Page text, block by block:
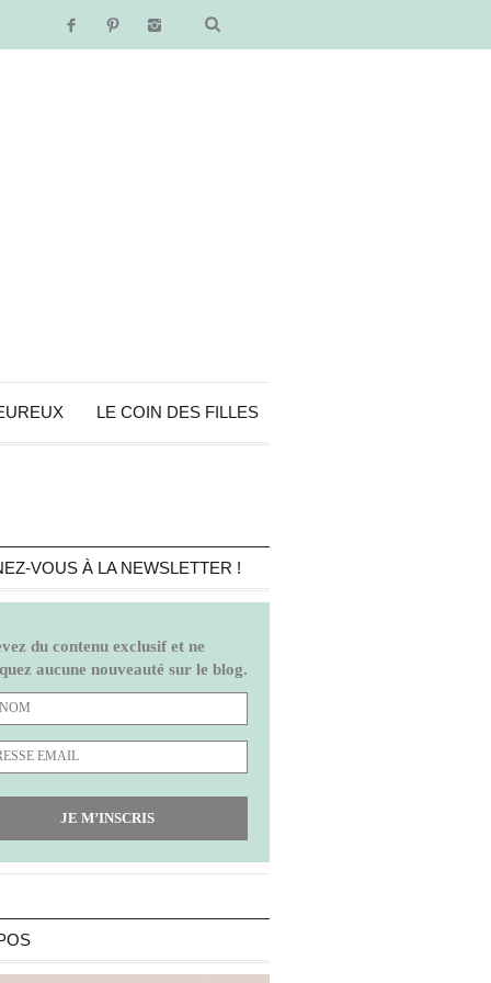
LE COIN DES FILLES
VOUS À LA NEWSLETTER !
du contenu exclusif et ne
aucune nouveauté sur le blog.
JE M’INSCRIS